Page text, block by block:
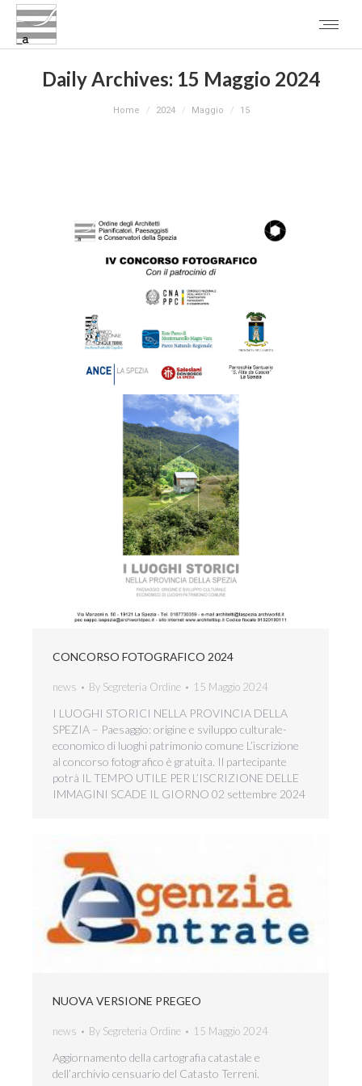
Daily Archives: 15 Maggio 2024
Home 2024 Maggio 15
CONCORSO FOTOGRAFICO 2024
news By Segreteria Ordine 15 Maggio 2024
I LUOGHI STORICI NELLA PROVINCIA DELLA
SPEZIA – Paesaggio: origine e sviluppo culturale-
economico di luoghi patrimonio comune L’iscrizione
al concorso fotografico è gratuita. Il partecipante
potrà IL TEMPO UTILE PER L’ISCRIZIONE DELLE
IMMAGINI SCADE IL GIORNO 02 settembre 2024
NUOVA VERSIONE PREGEO
news By Segreteria Ordine 15 Maggio 2024
Aggiornamento della cartografia catastale e
dell’archivio censuario del Catasto Terreni.